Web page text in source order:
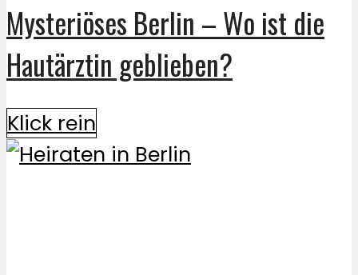
Mysteriöses Berlin – Wo ist die
Hautärztin geblieben?
Klick rein